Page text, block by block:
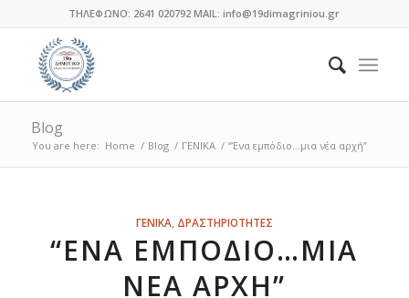
ΤΗΛΕΦΩΝΟ: 2641 020792 MAIL: info@19dimagriniou.gr
Blog
You are here: Home / Blog / ΓΕΝΙΚΑ / “Ένα εμπόδιο…μια νέα αρχή”
ΓΕΝΙΚΑ, ΔΡΑΣΤΗΡΙΟΤΗΤΕΣ
“ΈΝΑ ΕΜΠΌΔΙΟ…ΜΙΑ
ΝΈΑ ΑΡΧΉ”